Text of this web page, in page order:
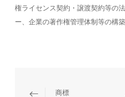
権ライセンス契約・譲渡契約等の
ー、企業の著作権管理体制等の構
商標